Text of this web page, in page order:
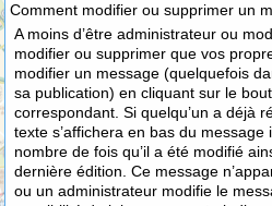
Comment modifier ou supprimer un
A moins d’être administrateur ou
modifier ou supprimer que vos
modifier un message (quelquefois
sa publication) en cliquant sur le
correspondant. Si quelqu’un a déjà
texte s’affichera en bas du message
nombre de fois qu’il a été modifié
dernière édition. Ce message
ou un administrateur modifie le